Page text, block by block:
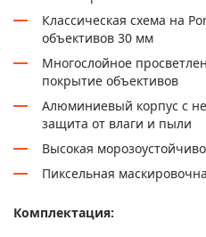
Классическая схема на
объективов 30 мм
Многослойное
покрытие объективов
Алюминиевый корпус с
защита от влаги и пыли
Высокая
Пиксельная
Комплектация: